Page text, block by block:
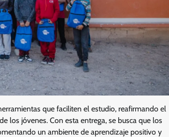
que faciliten el estudio, reafirmando el
los jóvenes. Con esta entrega, se busca que los
un ambiente de aprendizaje positivo y